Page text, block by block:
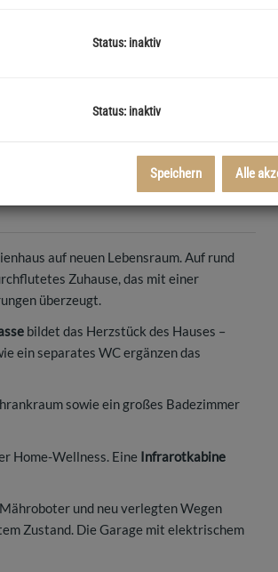
auf neuen Lebensraum. Auf rund
Zuhause, das mit einer
überzeugt.
bildet das Herzstück des Hauses –
ein separates WC ergänzen das
sowie ein großes Badezimmer
Home-Wellness. Eine Infrarotkabine
und neu verlegten Wegen
Zustand. Die Garage mit elektrischem
Status: inaktiv
Status: inaktiv
Speichern Alle